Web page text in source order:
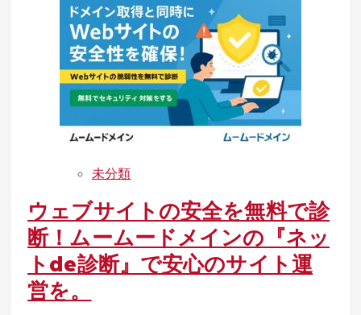
始
め
る
Google
Workspace
｜
自
メ
イ
ン
about
【ム
ー
ム
ー
ド
メ
ン
×GMO
コ
マ
ー
未分類
ウェブサイトの安全を無料で診
断！ムームードメインの『ネッ
トde診断』で安心のサイト運
営を。